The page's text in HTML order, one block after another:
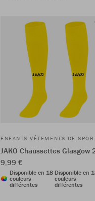
ENFANTS VÊTEMENTS DE
JAKO Chaussettes Glasgow
9,99 €
Disponible en 18
couleurs
différentes
Disponible en
couleurs
différentes